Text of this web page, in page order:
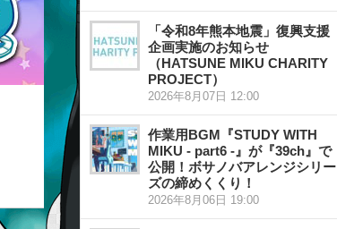
「令和8年熊本地震」復興支援
企画実施のお知らせ
（HATSUNE MIKU CHARITY
PROJECT）
2026年8月07日 12:00
作業用BGM『STUDY WITH
MIKU - part6 -』が『39ch』で
公開！ボサノバアレンジシリー
ズの締めくくり！
2026年8月06日 19:00